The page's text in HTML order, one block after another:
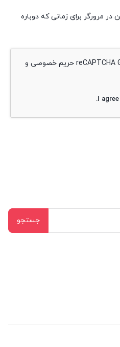
مرورگر برای زمانی که دوباره
حریم خصوصی و
I